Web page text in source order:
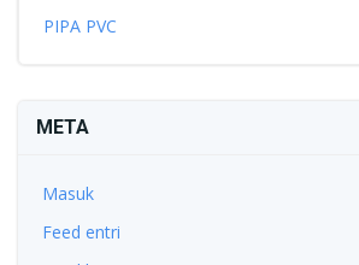
PIPA PVC
META
Masuk
Feed entri